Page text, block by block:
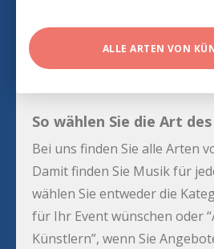
ALLE ARTEN VON
So wählen Sie die Art
Bei uns finden Sie alle Arten
Damit finden Sie Musik für
wählen Sie entweder die
für Ihr Event wünschen oder
Künstlern”, wenn Sie